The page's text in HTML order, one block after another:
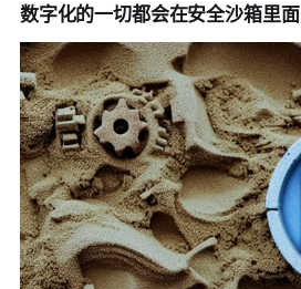
数字化的一切都会在安全沙箱里面